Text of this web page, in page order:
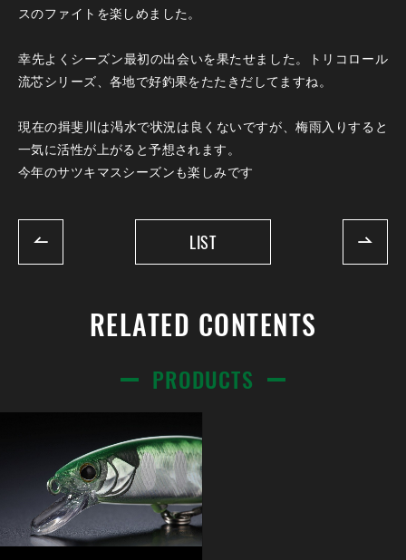
スのファイトを楽しめました。
幸先よくシーズン最初の出会いを果たせました。トリコロール
流芯シリーズ、各地で好釣果をたたきだしてますね。
現在の揖斐川は渇水で状況は良くないですが、梅雨入りすると
一気に活性が上がると予想されます。
今年のサツキマスシーズンも楽しみです
LIST
RELATED CONTENTS
PRODUCTS